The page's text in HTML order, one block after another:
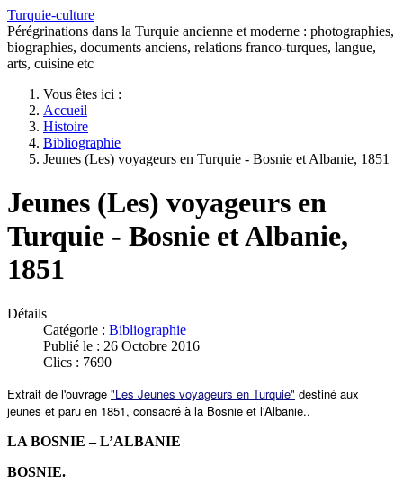
Turquie-culture
Pérégrinations dans la Turquie ancienne et moderne : photographies,
biographies, documents anciens, relations franco-turques, langue,
arts, cuisine etc
Vous êtes ici :
Accueil
Histoire
Bibliographie
Jeunes (Les) voyageurs en Turquie - Bosnie et Albanie, 1851
Jeunes (Les) voyageurs en
Turquie - Bosnie et Albanie,
1851
Détails
Catégorie : Bibliographie
Publié le : 26 Octobre 2016
Clics : 7690
Extrait de l'ouvrage "Les Jeunes voyageurs en Turquie" destiné aux
jeunes et paru en 1851, consacré à la Bosnie et l'Albanie..
LA BOSNIE – L’ALBANIE
BOSNIE.